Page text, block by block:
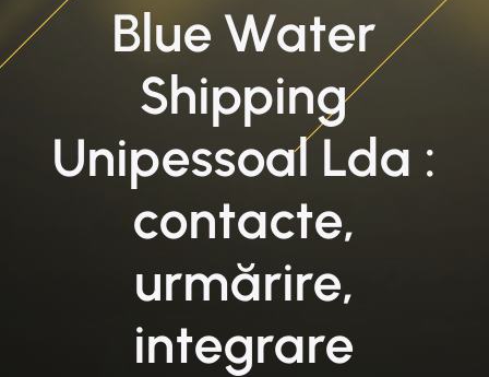
Blue Water
Shipping
Unipessoal Lda :
contacte,
urmărire,
integrare